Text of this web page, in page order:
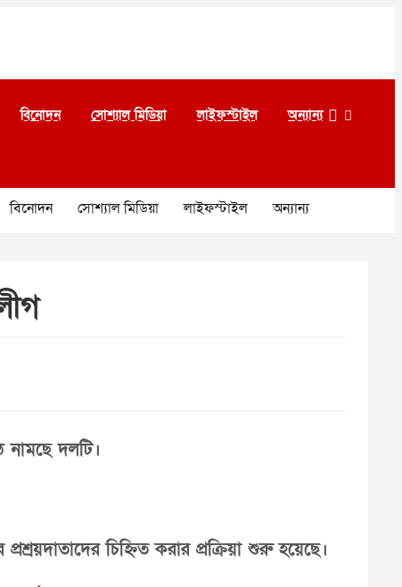
বিনোদন সোশ্যাল মিডিয়া লাইফস্টাইল অন্যান্য
বিনোদন সোশ্যাল মিডিয়া লাইফস্টাইল অন্যান্য
নামছে দলটি।
চিহ্নিত করার প্রক্রিয়া শুরু হয়েছে।